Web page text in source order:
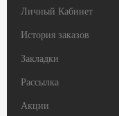
Личный Кабинет
История заказов
Закладки
Рассылка
Акции